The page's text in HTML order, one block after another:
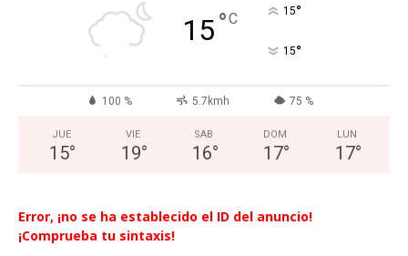
15°C 15°
15°
100 % 5.7kmh 75 %
JUE
15°
VIE
19°
SAB
16°
DOM
17°
LUN
17°
Error, ¡no se ha establecido el ID del anuncio!
¡Comprueba tu sintaxis!